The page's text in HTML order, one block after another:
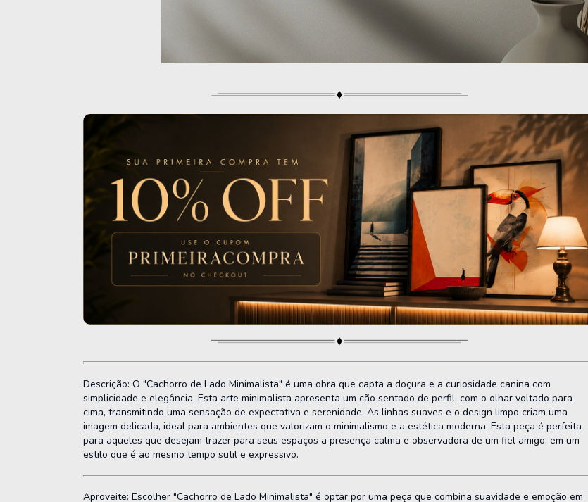
Descrição: O "Cachorro de Lado Minimalista" é uma obra que capta a doçura e a curiosidade canina com
simplicidade e elegância. Esta arte minimalista apresenta um cão sentado de perfil, com o olhar voltado para
cima, transmitindo uma sensação de expectativa e serenidade. As linhas suaves e o design limpo criam uma
imagem delicada, ideal para ambientes que valorizam o minimalismo e a estética moderna. Esta peça é perfeita
para aqueles que desejam trazer para seus espaços a presença calma e observadora de um fiel amigo, em um
estilo que é ao mesmo tempo sutil e expressivo.
Aproveite: Escolher "Cachorro de Lado Minimalista" é optar por uma peça que combina suavidade e emoção em